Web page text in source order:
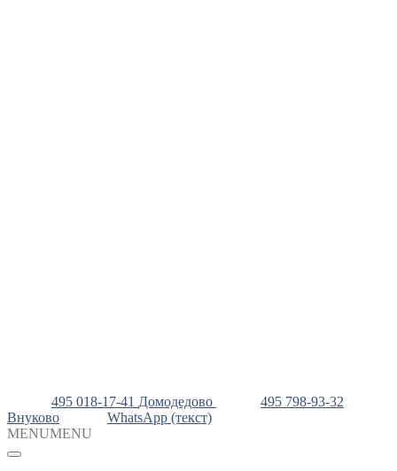
495 018-17-41 Домодедово
495 798-93-32
Внуково
WhatsApp (текст)
MENUMENU